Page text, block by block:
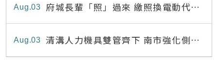
03
Aug
府城長輩「照」過來 繳照換電動代步
最高補助8,000元
03
Aug
清溝人力機具雙管齊下 南市強化側溝
清疏效能